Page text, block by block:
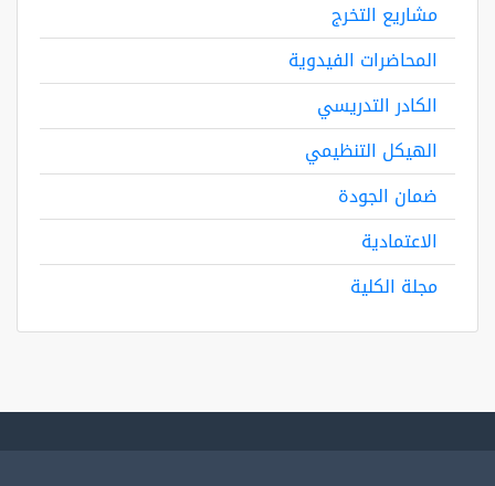
مشاريع التخرج
المحاضرات الفيدوية
الكادر التدريسي
الهيكل التنظيمي
ضمان الجودة
الاعتمادية
مجلة الكلية